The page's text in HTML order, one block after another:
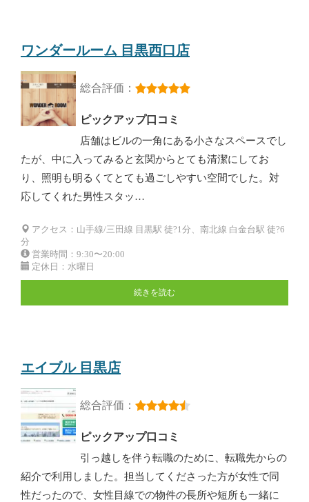
ワンダールーム 目黒西口店
総合評価：
ピックアップ口コミ
店舗はビルの一角にある小さなスペースでし
たが、中に入ってみると玄関からとても清潔にしてお
り、照明も明るくてとても過ごしやすい空間でした。対
応してくれた男性スタッ…
アクセス：山手線/三田線 目黒駅 徒?1分、南北線 白金台駅 徒?6
分
営業時間：9:30〜20:00
定休日：水曜日
続きを読む
エイブル 目黒店
総合評価：
ピックアップ口コミ
引っ越しを伴う転職のために、転職先からの
紹介で利用しました。担当してくださった方が女性で同
性だったので、女性目線での物件の長所や短所も一緒に